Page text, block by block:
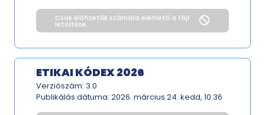
Csak előfizetők számára elérhető a fájl
letöltése.
ETIKAI KÓDEX 2026
Verziószám: 3.0
Publikálás dátuma: 2026. március 24. kedd, 10:36